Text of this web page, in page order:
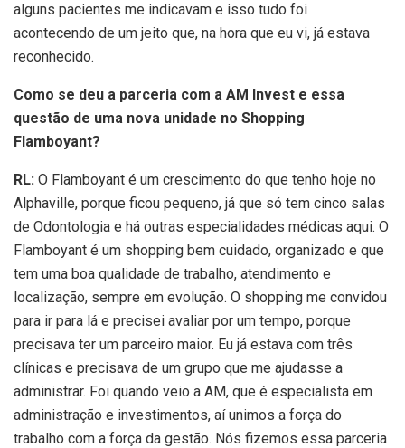
alguns pacientes me indicavam e isso tudo foi
acontecendo de um jeito que, na hora que eu vi, já estava
reconhecido.
Como se deu a parceria com a AM Invest e essa
questão de uma nova unidade no Shopping
Flamboyant?
RL: O Flamboyant é um crescimento do que tenho hoje no
Alphaville, porque ficou pequeno, já que só tem cinco salas
de Odontologia e há outras especialidades médicas aqui. O
Flamboyant é um shopping bem cuidado, organizado e que
tem uma boa qualidade de trabalho, atendimento e
localização, sempre em evolução. O shopping me convidou
para ir para lá e precisei avaliar por um tempo, porque
precisava ter um parceiro maior. Eu já estava com três
clínicas e precisava de um grupo que me ajudasse a
administrar. Foi quando veio a AM, que é especialista em
administração e investimentos, aí unimos a força do
trabalho com a força da gestão. Nós fizemos essa parceria